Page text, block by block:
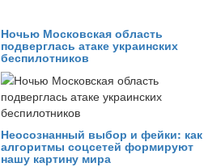
Ночью Московская область
подверглась атаке украинских
беспилотников
Неосознанный выбор и фейки: как
алгоритмы соцсетей формируют
нашу картину мира